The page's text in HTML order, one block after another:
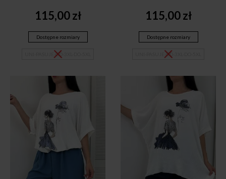
115,00zł
Dostępne rozmiary
UNI-PASUJE-OD-3XL-DO-5XL
115,00zł
Dostępne rozmiary
UNI-PASUJE-OD-3XL-DO-5XL